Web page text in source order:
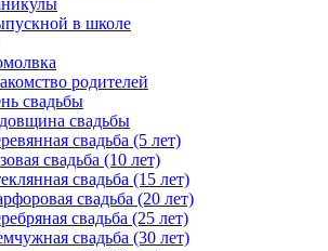
в школе
родителей
свадьбы
свадьбы
свадьба (5 лет)
свадьба (10 лет)
свадьба (15 лет)
свадьба (20 лет)
свадьба (25 лет)
свадьба (30 лет)